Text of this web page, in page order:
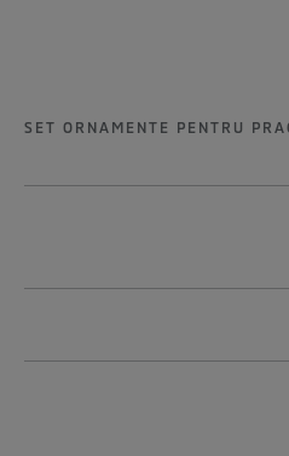
SET ORNAMENTE PENTRU